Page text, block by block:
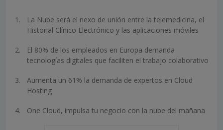
La Nube será el nexo de unión entre la telemedicina, el
Historial Clínico Electrónico y las aplicaciones móviles
El 80% de los empleados en Europa demanda
tecnologías digitales que faciliten el trabajo colaborativo
Aumenta un 61% la demanda de expertos en Cloud
Hosting
One Cloud, impulsa tu negocio con la nube del mañana